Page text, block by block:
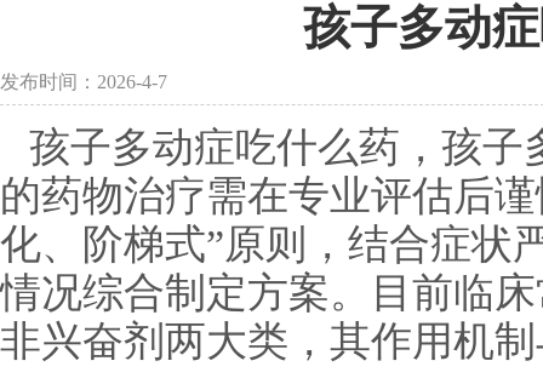
孩子多动
发布时间：2026-4-7
孩子多动症吃什么药，孩子
的药物治疗需在专业评估后
化、阶梯式”原则，结合症状
情况综合制定方案。目前临
非兴奋剂两大类，其作用机